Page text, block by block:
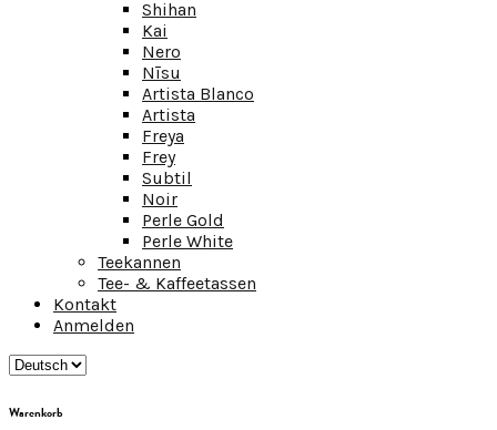
Shihan
Kai
Nero
Nīsu
Artista Blanco
Artista
Freya
Frey
Subtil
Noir
Perle Gold
Perle White
Teekannen
Tee- & Kaffeetassen
Kontakt
Anmelden
Warenkorb